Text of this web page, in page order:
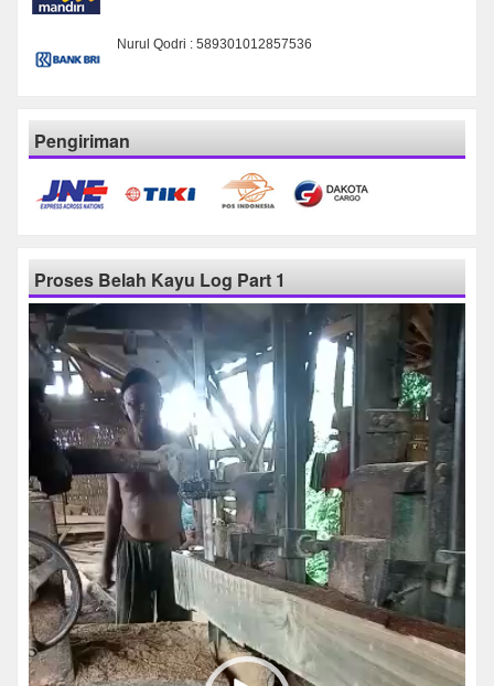
Nurul Qodri : 589301012857536
Pengiriman
Proses Belah Kayu Log Part 1
Pemutar
Video